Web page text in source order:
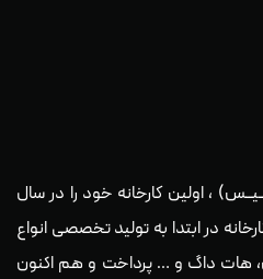
، اولین کارخانه خود را در سال
کارخانه در ابتدا به تولید تخصصی انواع
هات داگ و … پرداخت و هم اکنون